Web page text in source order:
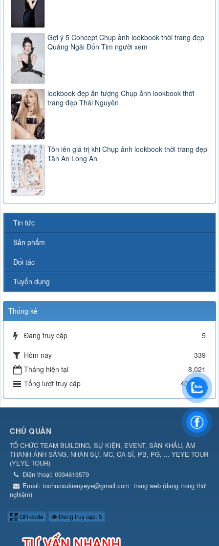
Gợi ý 5 Concept Chụp ảnh lookbook thời trang đẹp
Quảng Ngãi Đốn Tim người xem
lookbook đẹp ấn tượng Chụp ảnh lookbook thời
trang đẹp Thái Nguyên
Tôn lên giá trị khi Chụp ảnh lookbook thời trang đẹp
Tân An Long An
Tin tức
Sản phẩm
Đối tác
Tuyển dụng
Thống kê
Đang truy cập
5
Hôm nay
339
Tháng hiện tại
8,021
Tổng lượt truy cập
404,106
CHỦ QUẢN
TỔ CHỨC TEAM BUILDING, SỰ KIỆN, EVENT, SÂN KHẤU, ÂM
THANH ÁNH SÁNG, NHÂN SỰ, MC, CA SĨ, PB, PG, ... YEYE TOUR
(YEYE TOUR)
Điện thoại: 0934616579
Email: tochucsukienyeye@gmail.com trang web (đang trong thử
nghiệm)
QR-code Đang truy cập: 5